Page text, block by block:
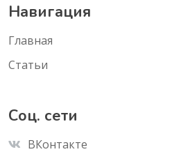
Навигация
Главная
Статьи
Соц. сети
ВКонтакте